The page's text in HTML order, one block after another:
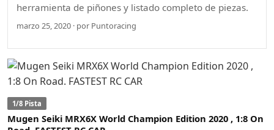
herramienta de piñones y listado completo de piezas.
marzo 25, 2020 · por Puntoracing
1/8 Pista
Mugen Seiki MRX6X World Champion Edition 2020 , 1:8 On